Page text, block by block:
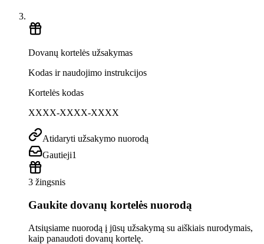
Dovanų kortelės užsakymas
Kodas ir naudojimo instrukcijos
Kortelės kodas
XXXX-XXXX-XXXX
Atidaryti užsakymo nuorodą
Gautieji1
3 žingsnis
Gaukite dovanų kortelės nuorodą
Atsiųsiame nuorodą į jūsų užsakymą su aiškiais nurodymais,
kaip panaudoti dovanų kortelę.